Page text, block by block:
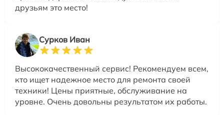
друзьям это место!
Сурков Иван
Высококачественный сервис! Рекомендуем всем,
кто ищет надежное место для ремонта своей
техники! Цены приятные, обслуживание на
уровне. Очень довольны результатом их работы.